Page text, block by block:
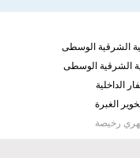
الشرقية الوسطى
الشرقية الوسطى
الداخلية
الغبرة
رخيصة